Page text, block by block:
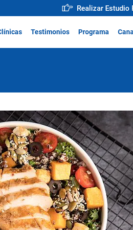
Realizar
Testimonios Programa